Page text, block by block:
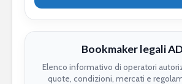
Bookmaker legali
Elenco informativo di operatori
quote, condizioni, mercati e